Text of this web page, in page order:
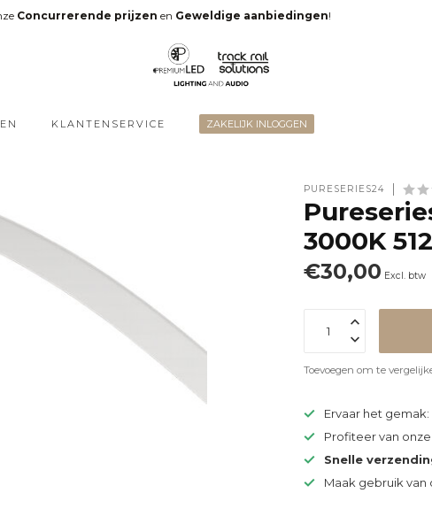
Concurrerende prijzen en Geweldige aanbiedingen!
KLANTENSERVICE ZAKELIJK INLOGGEN
PURESERIES24
3000K
€30,00 Excl. btw
Toevoegen om te
Ervaar het
Profiteer van onze
Snelle
Maak gebruik van